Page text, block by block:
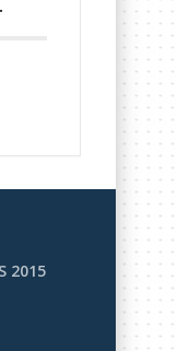
2015